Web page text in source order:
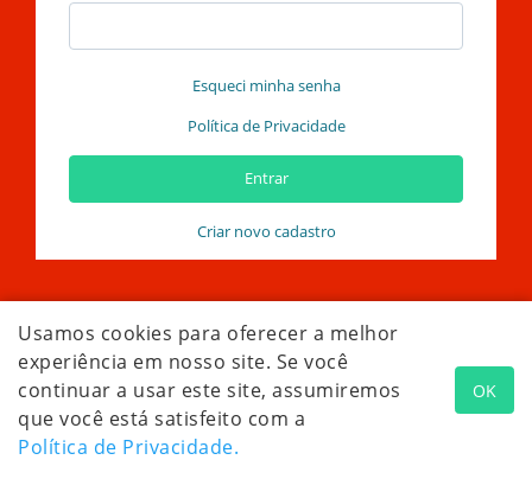
Esqueci minha senha
Política de Privacidade
Entrar
Criar novo cadastro
Usamos cookies para oferecer a melhor
experiência em nosso site. Se você
continuar a usar este site, assumiremos
que você está satisfeito com a
Política de Privacidade.
OK